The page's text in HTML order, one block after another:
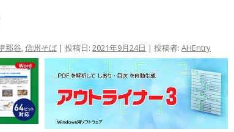
那谷,信州そば | 投稿日: 2021年9月24日 | 投稿者: AHEntry